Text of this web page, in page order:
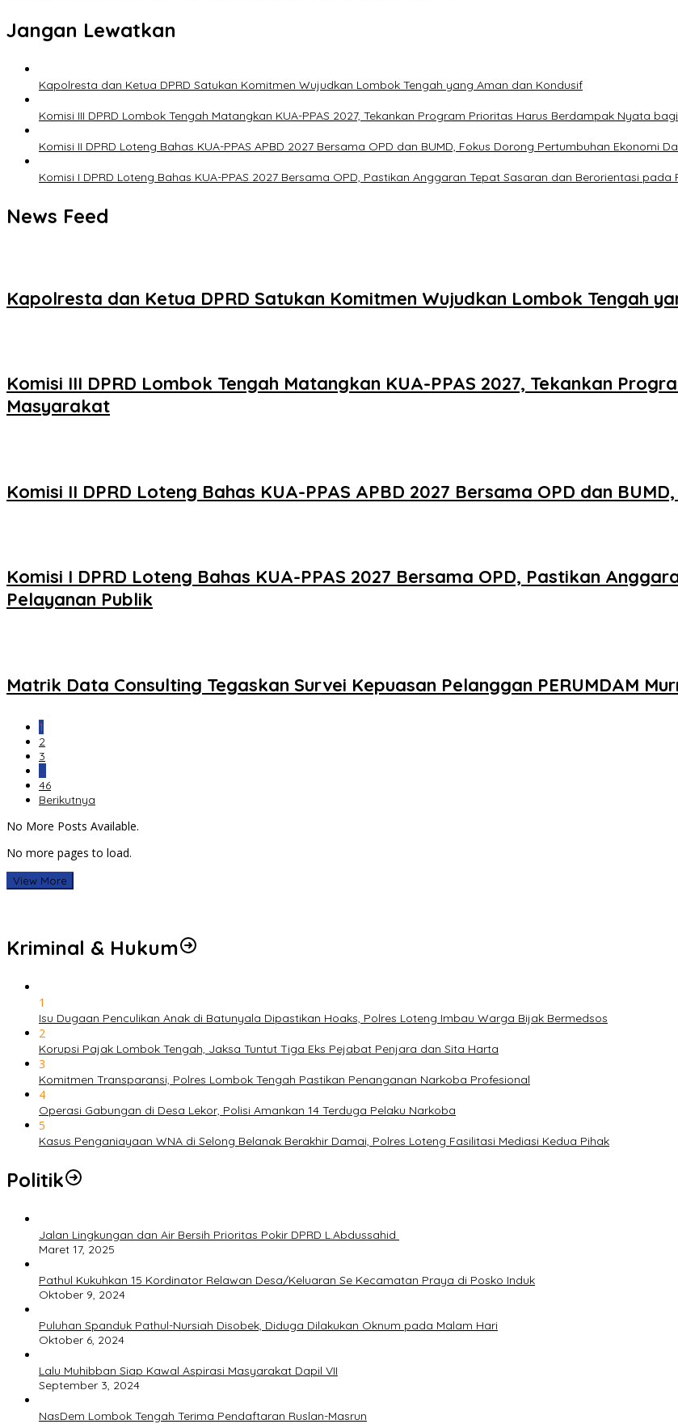
Jangan Lewatkan
Kapolresta dan Ketua DPRD Satukan Komitmen Wujudkan Lombok Tengah yang Aman dan Kondusif
Komisi III DPRD Lombok Tengah Matangkan KUA-PPAS 2027, Tekankan Program Prioritas Harus Berdampak Nyata
Komisi II DPRD Loteng Bahas KUA-PPAS APBD 2027 Bersama OPD dan BUMD, Fokus Dorong Pertumbuhan Ekonomi
Komisi I DPRD Loteng Bahas KUA-PPAS 2027 Bersama OPD, Pastikan Anggaran Tepat Sasaran dan Berorientasi pada
News Feed
Kapolresta dan Ketua DPRD Satukan Komitmen Wujudkan Lombok Tengah
Komisi III DPRD Lombok Tengah Matangkan KUA-PPAS 2027, Tekankan
Masyarakat
Komisi II DPRD Loteng Bahas KUA-PPAS APBD 2027 Bersama OPD dan
Komisi I DPRD Loteng Bahas KUA-PPAS 2027 Bersama OPD, Pastikan
Pelayanan Publik
Matrik Data Consulting Tegaskan Survei Kepuasan Pelanggan PERUMDAM
1
2
3
…
46
Berikutnya
No More Posts Available.
No more pages to load.
View More
Kriminal & Hukum
1
Isu Dugaan Penculikan Anak di Batunyala Dipastikan Hoaks, Polres Loteng Imbau Warga Bijak Bermedsos
2
Korupsi Pajak Lombok Tengah, Jaksa Tuntut Tiga Eks Pejabat Penjara dan Sita Harta
3
Komitmen Transparansi, Polres Lombok Tengah Pastikan Penanganan Narkoba Profesional
4
Operasi Gabungan di Desa Lekor, Polisi Amankan 14 Terduga Pelaku Narkoba
5
Kasus Penganiayaan WNA di Selong Belanak Berakhir Damai, Polres Loteng Fasilitasi Mediasi Kedua Pihak
Politik
Jalan Lingkungan dan Air Bersih Prioritas Pokir DPRD L.Abdussahid
Maret 17, 2025
Pathul Kukuhkan 15 Kordinator Relawan Desa/Keluaran Se Kecamatan Praya di Posko Induk
Oktober 9, 2024
Puluhan Spanduk Pathul-Nursiah Disobek, Diduga Dilakukan Oknum pada Malam Hari
Oktober 6, 2024
Lalu Muhibban Siap Kawal Aspirasi Masyarakat Dapil VII
September 3, 2024
NasDem Lombok Tengah Terima Pendaftaran Ruslan-Masrun